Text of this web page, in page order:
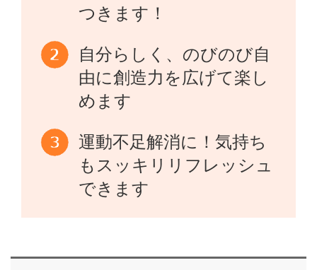
つきます！
自分らしく、のびのび自
由に創造力を広げて楽し
めます
運動不足解消に！気持ち
もスッキリリフレッシュ
できます